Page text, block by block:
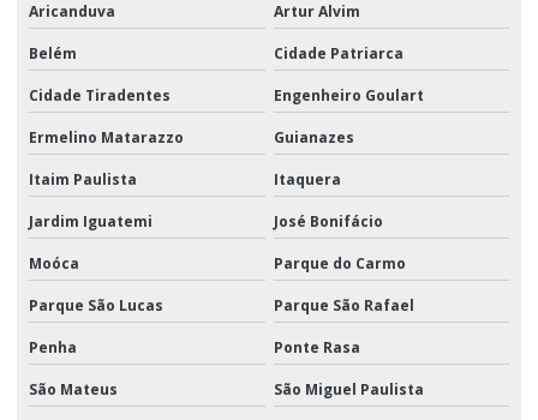
Transporte logístico para ações promocionais
Transporte e movimentação de materiais
Transporte promocional
Transporte rodoviário de cargas
Transporte rodoviário fracionado
Aricanduva Artur Alvim
Belém Cidade Patriarca
Cidade Tiradentes Engenheiro Goulart
Ermelino Matarazzo Guianazes
Itaim Paulista Itaquera
Jardim Iguatemi José Bonifácio
Moóca Parque do Carmo
Parque São Lucas Parque São Rafael
Penha Ponte Rasa
São Mateus São Miguel Paulista